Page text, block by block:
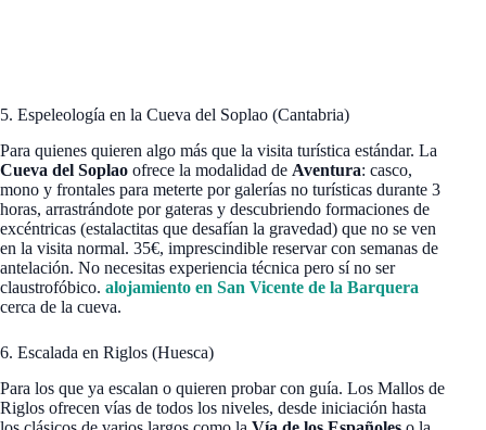
5. Espeleología en la Cueva del Soplao (Cantabria)
Para quienes quieren algo más que la visita turística estándar. La
Cueva del Soplao ofrece la modalidad de Aventura: casco,
mono y frontales para meterte por galerías no turísticas durante 3
horas, arrastrándote por gateras y descubriendo formaciones de
excéntricas (estalactitas que desafían la gravedad) que no se ven
en la visita normal. 35€, imprescindible reservar con semanas de
antelación. No necesitas experiencia técnica pero sí no ser
claustrofóbico. alojamiento en San Vicente de la Barquera
cerca de la cueva.
6. Escalada en Riglos (Huesca)
Para los que ya escalan o quieren probar con guía. Los Mallos de
Riglos ofrecen vías de todos los niveles, desde iniciación hasta